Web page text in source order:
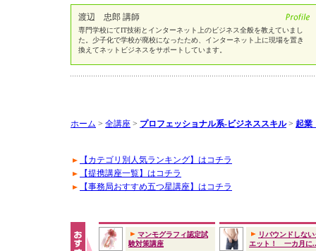
渡辺 忠郎 講師
専門学校にてIT技術とインターネット上のビジネス全般を教えていまし
た。少子化で学校が廃校になったため、インターネット上に現場を置き
換えてネットビジネスをサポートしています。
ホーム > 全講座 > プロフェッショナル系-ビジネススキル> 起業
【カテゴリ別人気ランキング】はコチラ
【提携講座一覧】はコチラ
【事務局おすすめ五つ星講座】はコチラ
マンモグラフィ認定試
験対策講座
リバウンドしな
エット！ 一カ月に